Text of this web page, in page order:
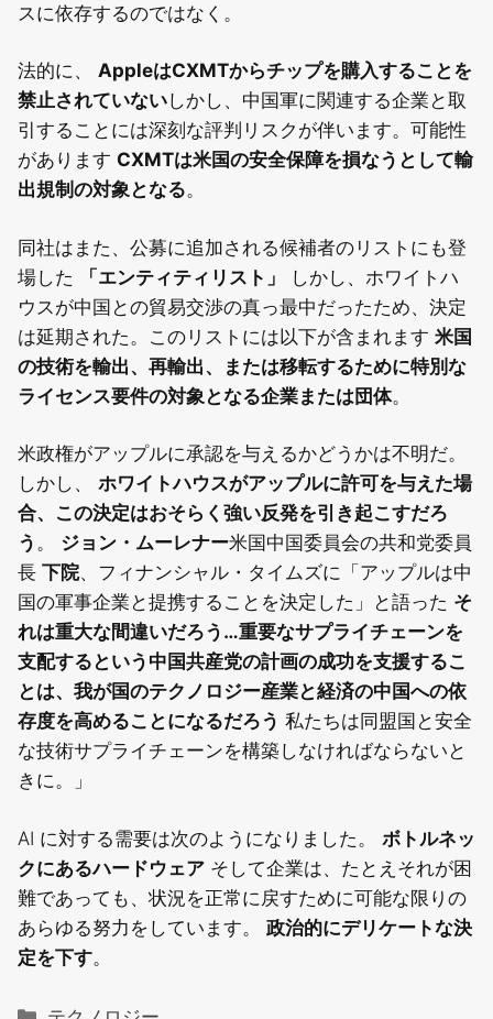
スに依存するのではなく。
法的に、 AppleはCXMTからチップを購入することを
禁止されていないしかし、中国軍に関連する企業と取
引することには深刻な評判リスクが伴います。可能性
があります CXMTは米国の安全保障を損なうとして輸
出規制の対象となる。
同社はまた、公募に追加される候補者のリストにも登
場した
「エンティティリスト」
しかし、ホワイトハ
ウスが中国との貿易交渉の真っ最中だったため、決定
は延期された。このリストには以下が含まれます 米国
の技術を輸出、再輸出、または移転するために特別な
ライセンス要件の対象となる企業または団体。
米政権がアップルに承認を与えるかどうかは不明だ。
しかし、 ホワイトハウスがアップルに許可を与えた場
合、この決定はおそらく強い反発を引き起こすだろ
う 。 ジョン・ムーレナー米国中国委員会の共和党委員
長 下院、フィナンシャル・タイムズに「アップルは中
国の軍事企業と提携することを決定した」と語った そ
れは重大な間違いだろう…重要なサプライチェーンを
支配するという中国共産党の計画の成功を支援するこ
とは、我が国のテクノロジー産業と経済の中国への依
存度を高めることになるだろう 私たちは同盟国と安全
な技術サプライチェーンを構築しなければならないと
きに。」
AI に対する需要は次のようになりました。 ボトルネッ
クにあるハードウェア そして企業は、たとえそれが困
難であっても、状況を正常に戻すために可能な限りの
あらゆる努力をしています。 政治的にデリケートな決
定を下す。
カ